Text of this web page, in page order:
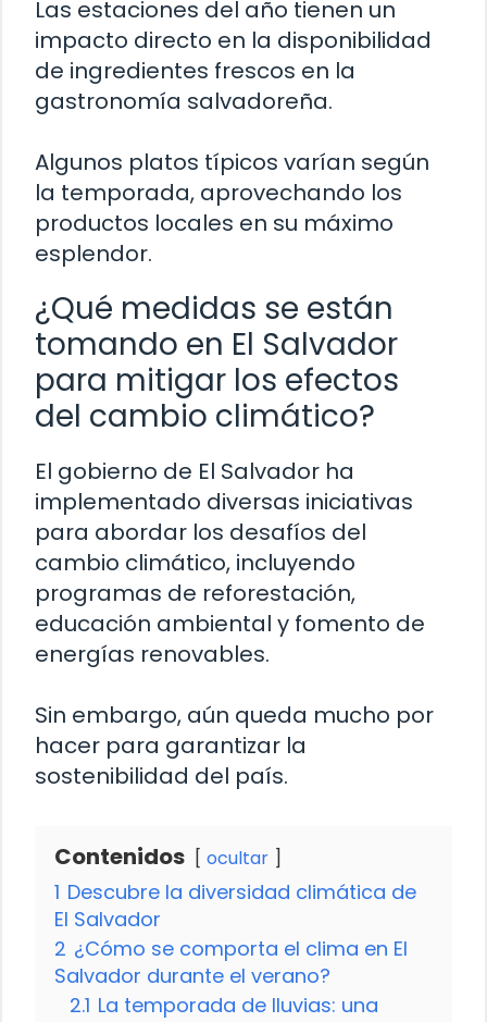
Las estaciones del año tienen un
impacto directo en la disponibilidad
de ingredientes frescos en la
gastronomía salvadoreña.
Algunos platos típicos varían según
la temporada, aprovechando los
productos locales en su máximo
esplendor.
¿Qué medidas se están
tomando en El Salvador
para mitigar los efectos
del cambio climático?
El gobierno de El Salvador ha
implementado diversas iniciativas
para abordar los desafíos del
cambio climático, incluyendo
programas de reforestación,
educación ambiental y fomento de
energías renovables.
Sin embargo, aún queda mucho por
hacer para garantizar la
sostenibilidad del país.
Contenidos ocultar
1 Descubre la diversidad climática de
El Salvador
2 ¿Cómo se comporta el clima en El
Salvador durante el verano?
2.1 La temporada de lluvias: una